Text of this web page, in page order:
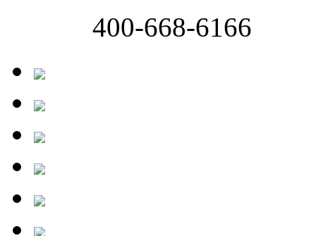
400-668-6166